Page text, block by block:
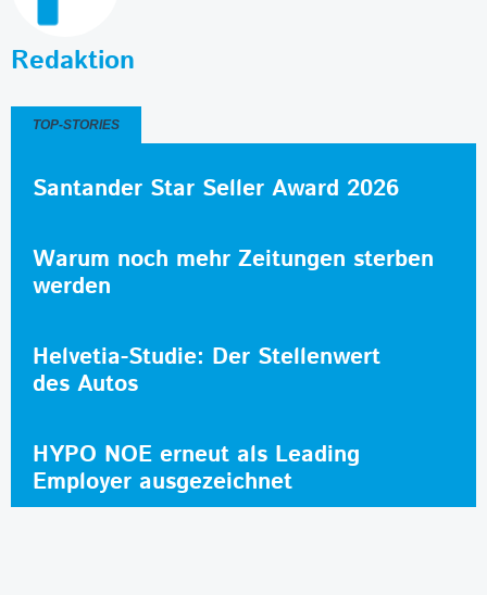
Redaktion
TOP-STORIES
Santander Star Seller Award 2026
Warum noch mehr Zeitungen sterben
werden
Helvetia-Studie: Der Stellenwert
des Autos
HYPO NOE erneut als Leading
Employer ausgezeichnet